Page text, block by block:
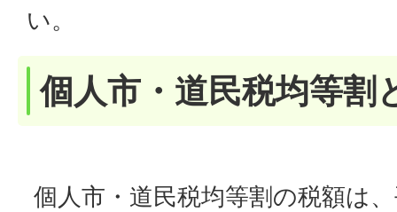
い。
個人市・道民税均等割
個人市・道民税均等割の税額は